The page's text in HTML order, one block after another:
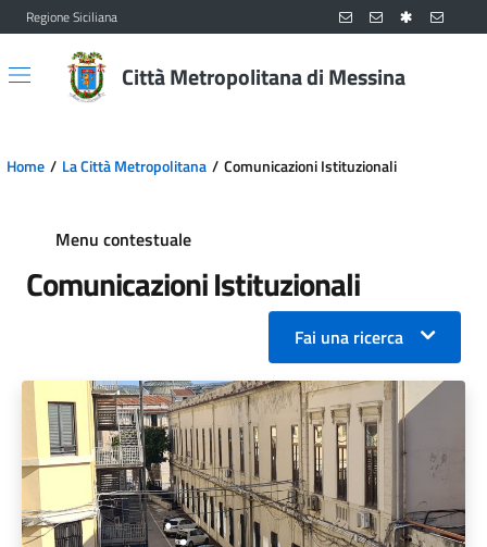
Vai al contenuto principale
Vai al menu principale
Regione Siciliana
Città Metropolitana di Messina
Home La Città Metropolitana Comunicazioni Istituzionali
Menu contestuale
Comunicazioni Istituzionali
Fai una ricerca